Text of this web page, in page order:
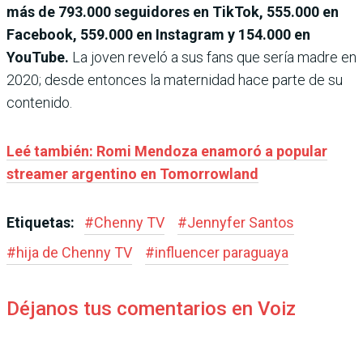
más de 793.000 seguidores en TikTok, 555.000 en
Facebook, 559.000 en Instagram y 154.000 en
YouTube. La joven reveló a sus fans que sería madre en
2020; desde entonces la mater­nidad hace parte de su
conte­nido.
Leé también: Romi Mendoza enamoró a popular
streamer argentino en Tomorrowland
Etiquetas: #Chenny TV #Jennyfer Santos
#hija de Chenny TV #influencer paraguaya
Déjanos tus comentarios en Voiz